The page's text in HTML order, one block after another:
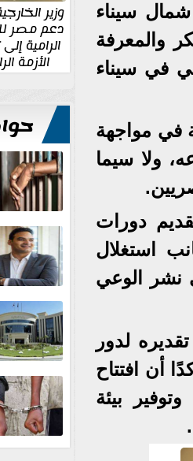
شمال سيناء
والمعرفة
في سيناء
في مواجهة
ولا سيما
دورات
استغلال
نشر الوعي
لدور
أن افتتاح
بيئة
وزير
دعم مصر
الرامية
الأزمة
داخل
مراكز